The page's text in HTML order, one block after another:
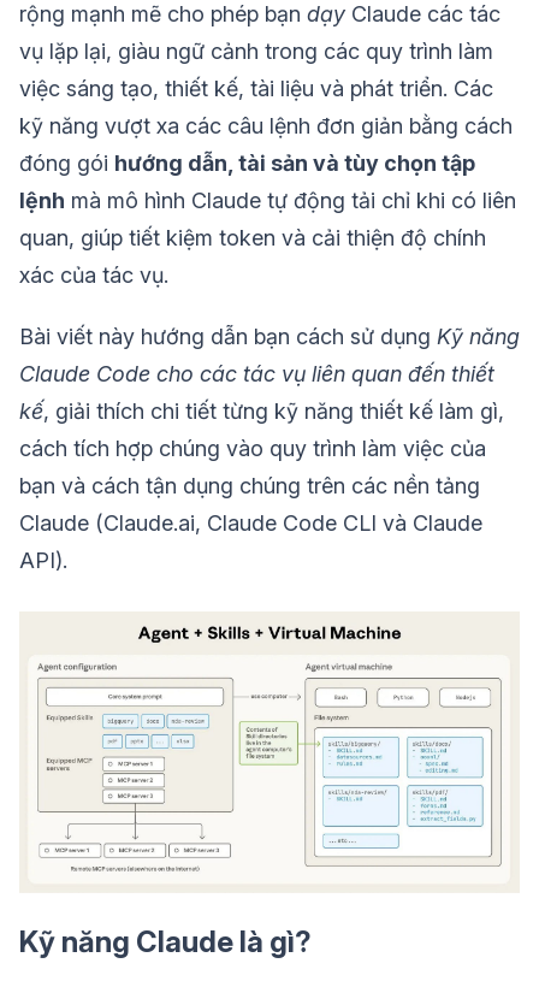
rộng mạnh mẽ cho phép bạn dạy Claude các tác
vụ lặp lại, giàu ngữ cảnh trong các quy trình làm
việc sáng tạo, thiết kế, tài liệu và phát triển. Các
kỹ năng vượt xa các câu lệnh đơn giản bằng cách
đóng gói hướng dẫn, tài sản và tùy chọn tập
lệnh mà mô hình Claude tự động tải chỉ khi có liên
quan, giúp tiết kiệm token và cải thiện độ chính
xác của tác vụ.
Bài viết này hướng dẫn bạn cách sử dụng Kỹ năng
Claude Code cho các tác vụ liên quan đến thiết
kế, giải thích chi tiết từng kỹ năng thiết kế làm gì,
cách tích hợp chúng vào quy trình làm việc của
bạn và cách tận dụng chúng trên các nền tảng
Claude (Claude.ai, Claude Code CLI và Claude
API).
Kỹ năng Claude là gì?